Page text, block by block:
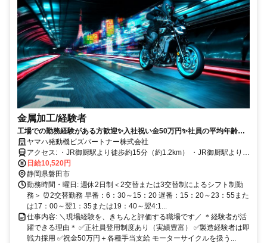
金属加工/経験者
工場での勤務経験がある方歓迎✨入社祝い金50万円✨社員の平均年齢は
30代ヤマハ発動機ビズパートナー株式会社
アクセス: ・JR御厨駅より徒歩約15分（約1.2km） ・JR御厨駅よりタ
クシーで約5分（約1.2km） ・JR磐田駅よりタクシー約10分 ・JR磐
田駅前バスターミナル1番のりば遠鉄バス「城之崎経由磐田営業所」
行き「ヤマハ発動機前」下車
日給10,520円
静岡県磐田市
勤務時間・曜日: 週休2日制＜2交替または3交替制によるシフト制勤
務＞ ⏰2交替勤務 早番：6：30～15：20 遅番：15：20～23：55また
は17：00～翌1：35または19：40～翌4:1...
仕事内容: ＼現場経験を、きちんと評価する職場です／ ＊経験者が活
躍できる理由＊ ✅正社員登用制度あり（実績豊富） ✅製造経験者は即
戦力採用 ✅祝金50万円＋各種手当支給 モーターサイクルを扱う...